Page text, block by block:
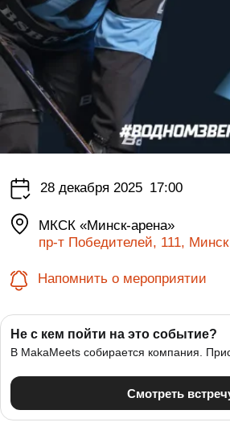
28 декабря 2025 17:00
МКСК «Минск-арена»
пр-т Победителей, 111, Минск
Напомнить о мероприятии